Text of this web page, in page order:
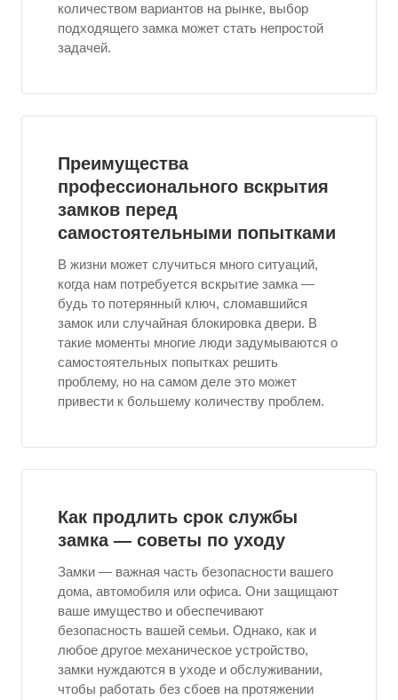
количеством вариантов на рынке, выбор
подходящего замка может стать непростой
задачей.
Преимущества
профессионального вскрытия
замков перед
самостоятельными попытками
В жизни может случиться много ситуаций,
когда нам потребуется вскрытие замка —
будь то потерянный ключ, сломавшийся
замок или случайная блокировка двери. В
такие моменты многие люди задумываются о
самостоятельных попытках решить
проблему, но на самом деле это может
привести к большему количеству проблем.
Как продлить срок службы
замка — советы по уходу
Замки — важная часть безопасности вашего
дома, автомобиля или офиса. Они защищают
ваше имущество и обеспечивают
безопасность вашей семьи. Однако, как и
любое другое механическое устройство,
замки нуждаются в уходе и обслуживании,
чтобы работать без сбоев на протяжении